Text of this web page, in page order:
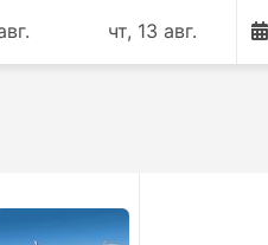
чт, 13 авг.